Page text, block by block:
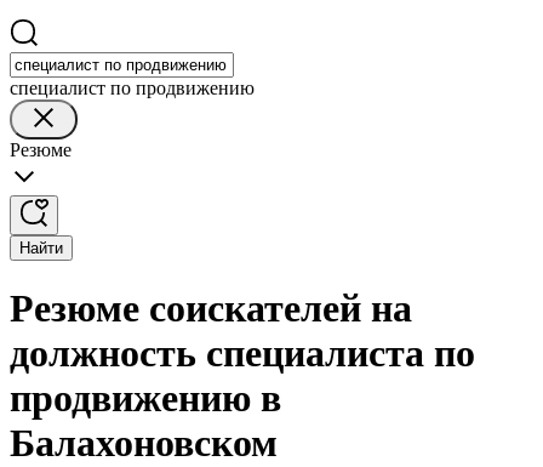
специалист по продвижению
Резюме
Найти
Резюме соискателей на
должность специалиста по
продвижению в
Балахоновском